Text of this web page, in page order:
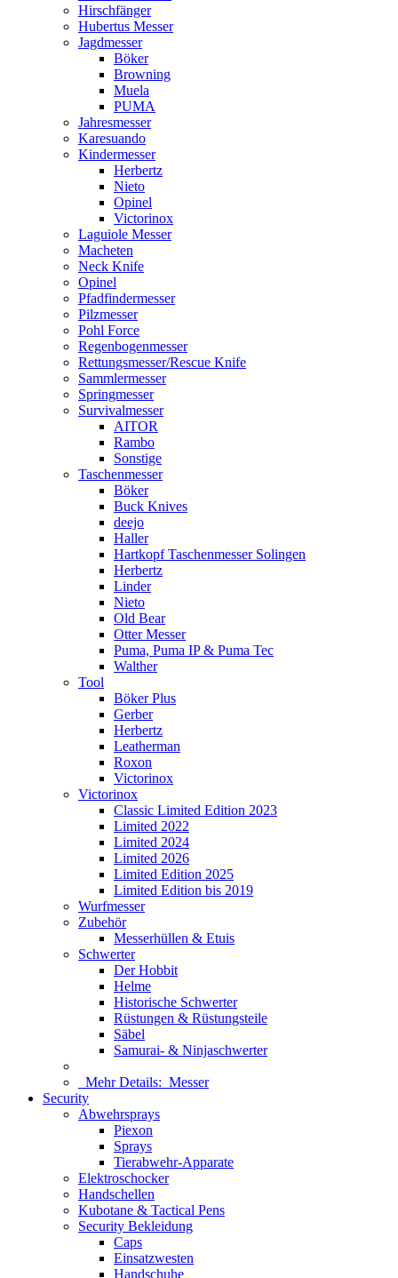
Hirschfänger
Hubertus Messer
Jagdmesser
Böker
Browning
Muela
PUMA
Jahresmesser
Karesuando
Kindermesser
Herbertz
Nieto
Opinel
Victorinox
Laguiole Messer
Macheten
Neck Knife
Opinel
Pfadfindermesser
Pilzmesser
Pohl Force
Regenbogenmesser
Rettungsmesser/Rescue Knife
Sammlermesser
Springmesser
Survivalmesser
AITOR
Rambo
Sonstige
Taschenmesser
Böker
Buck Knives
deejo
Haller
Hartkopf Taschenmesser Solingen
Herbertz
Linder
Nieto
Old Bear
Otter Messer
Puma, Puma IP & Puma Tec
Walther
Tool
Böker Plus
Gerber
Herbertz
Leatherman
Roxon
Victorinox
Victorinox
Classic Limited Edition 2023
Limited 2022
Limited 2024
Limited 2026
Limited Edition 2025
Limited Edition bis 2019
Wurfmesser
Zubehör
Messerhüllen & Etuis
Schwerter
Der Hobbit
Helme
Historische Schwerter
Rüstungen & Rüstungsteile
Säbel
Samurai- & Ninjaschwerter
Mehr Details: Messer
Security
Abwehrsprays
Piexon
Sprays
Tierabwehr-Apparate
Elektroschocker
Handschellen
Kubotane & Tactical Pens
Security Bekleidung
Caps
Einsatzwesten
Handschuhe